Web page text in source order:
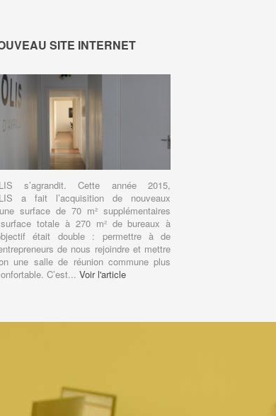
SITE INTERNET
s’agrandit. Cette année 2015,
a fait l’acquisition de nouveaux
surface de 70 m² supplémentaires
totale à 270 m² de bureaux à
était double : permettre à de
de nous rejoindre et mettre
une salle de réunion commune plus
C’est... Voir l'article